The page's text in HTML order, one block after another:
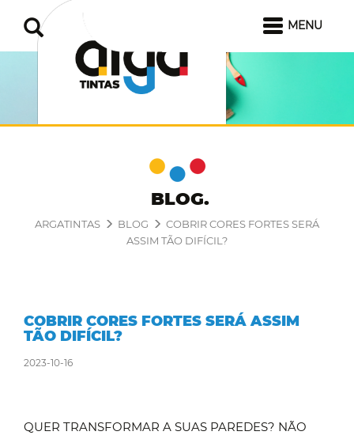
MENU
BLOG
ARGATINTAS BLOG
COBRIR CORES FORTES SERÁ
ASSIM TÃO DIFÍCIL?
COBRIR CORES FORTES SERÁ ASSIM
TÃO DIFÍCIL?
2023-10-16
QUER TRANSFORMAR A SUAS PAREDES? NÃO